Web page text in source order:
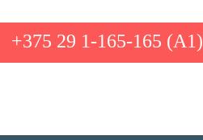
+375 29 1-165-165 (A1)